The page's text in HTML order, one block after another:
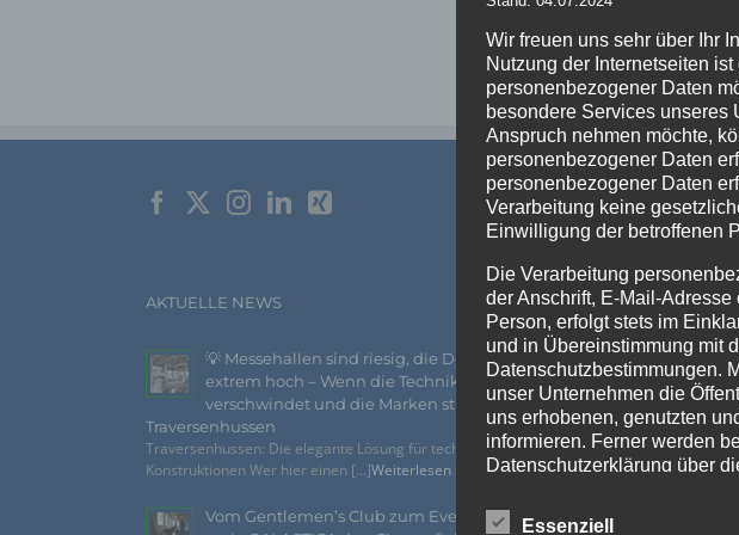
zur
Wunschliste
AKTUELLE NEWS
💡 Messehallen sind riesig, die Decken
extrem hoch – Wenn die Technik
verschwindet und die Marken strahlen –
Traversenhussen
Traversenhussen: Die elegante Lösung für technische
Konstruktionen Wer hier einen [...]Weiterlesen »
Vom Gentlemen’s Club zum Eventhighlight
PRODUKTSUCHE
Wir freuen uns sehr über Ihr
Nutzung der Internetseiten
personenbezogener Daten
besondere Services unseres
Anspruch nehmen möchte,
personenbezogener Daten
personenbezogener Daten
Verarbeitung keine
Einwilligung der betroffenen
Die Verarbeitung
der Anschrift, E-Mail-
Person, erfolgt stets im
und in Übereinstimmung mit
Datenschutzbestimmungen.
unser Unternehmen die
uns erhobenen, genutzten
informieren. Ferner werden
Datenschutzerklärung über
Wir haben als für die
Essenziell